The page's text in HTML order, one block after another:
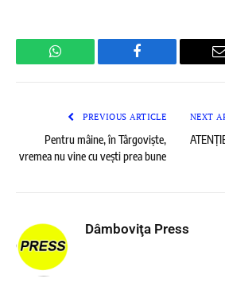
WhatsApp Facebook
PREVIOUS ARTICLE
Pentru mâine, în Târgoviște,
vremea nu vine cu vești prea bune
NEXT
Dâmboviţa Press